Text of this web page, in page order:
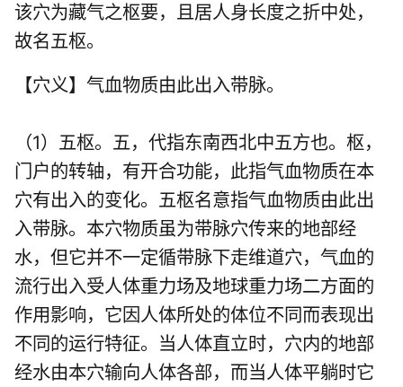
该穴为藏气之枢要，且居人身长度之折中处，
故名五枢。
【穴义】气血物质由此出入带脉。
（1）五枢。五，代指东南西北中五方也。枢，
门户的转轴，有开合功能，此指气血物质在本
穴有出入的变化。五枢名意指气血物质由此出
入带脉。本穴物质虽为带脉穴传来的地部经
水，但它并不一定循带脉下走维道穴，气血的
流行出入受人体重力场及地球重力场二方面的
作用影响，它因人体所处的体位不同而表现出
不同的运行特征。当人体直立时，穴内的地部
经水由本穴输向人体各部，而当人体平躺时它